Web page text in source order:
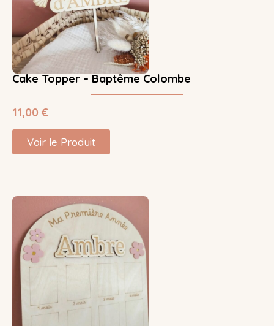
Cake Topper – Baptême Colombe
11,00 €
Voir le Produit